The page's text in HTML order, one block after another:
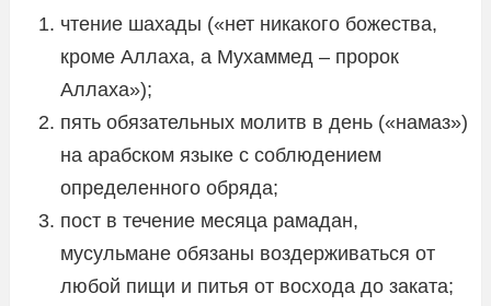
чтение шахады («нет никакого божества,
кроме Аллаха, а Мухаммед – пророк
Аллаха»);
пять обязательных молитв в день («намаз»)
на арабском языке с соблюдением
определенного обряда;
пост в течение месяца рамадан,
мусульмане обязаны воздерживаться от
любой пищи и питья от восхода до заката;